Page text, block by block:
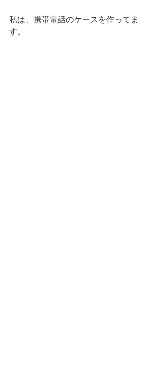
私は、携帯電話のケースを作ってま
す。